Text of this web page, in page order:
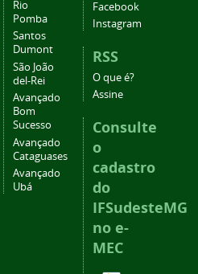
Rio
Pomba
Santos
Dumont
São João
del-Rei
Avançado
Bom
Sucesso
Avançado
Cataguases
Avançado
Ubá
Facebook
Instagram
RSS
O que é?
Assine
Consulte
o
cadastro
do
IFSudesteMG
no e-
MEC